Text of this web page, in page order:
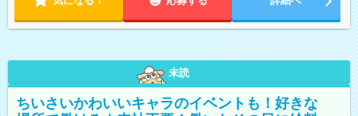
未読
ちいさいかわいいキャラのイベントも！好きな